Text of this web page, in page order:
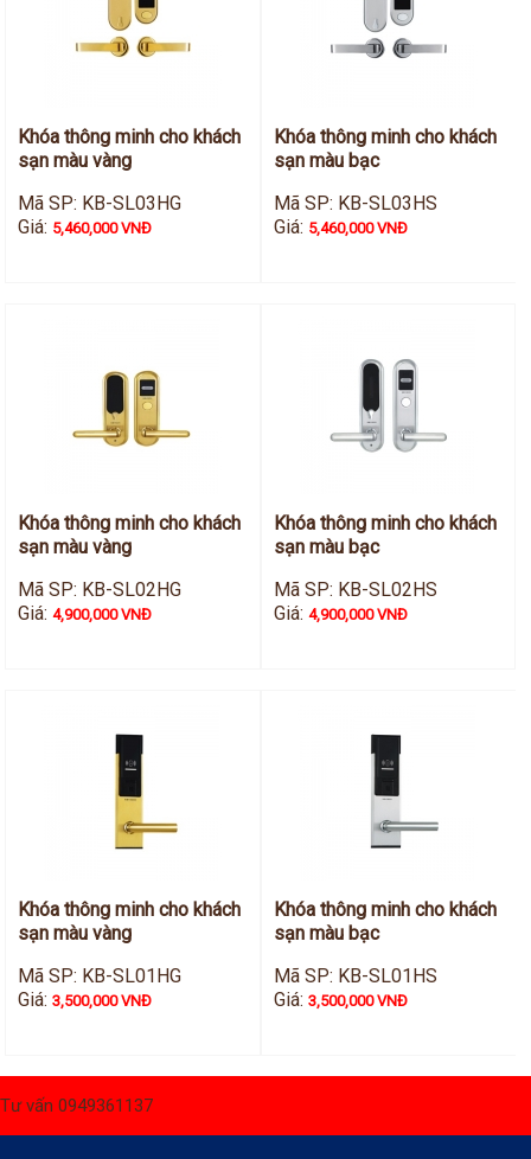
Khóa thông minh cho khách
sạn màu vàng
Mã SP: KB-SL03HG
Giá: 5,460,000 VNĐ
Khóa thông minh cho khách
sạn màu bạc
Mã SP: KB-SL03HS
Giá: 5,460,000 VNĐ
Khóa thông minh cho khách
sạn màu vàng
Mã SP: KB-SL02HG
Giá:4,900,000 VNĐ
Khóa thông minh cho khách
sạn màu bạc
Mã SP: KB-SL02HS
Giá: 4,900,000 VNĐ
Khóa thông minh cho khách
sạn màu vàng
Mã SP: KB-SL01HG
Giá:3,500,000 VNĐ
Khóa thông minh cho khách
sạn màu bạc
Mã SP: KB-SL01HS
Giá: 3,500,000 VNĐ
Tư vấn 0949361137